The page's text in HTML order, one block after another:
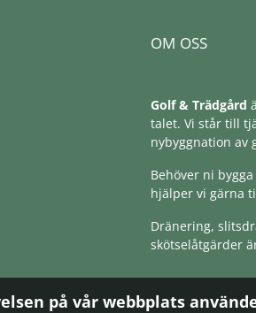
OM OSS
Golf & Trädgård
talet. Vi står till
nybyggnation av
Behöver ni
hjälper vi gärna
Dränering,
skötselåtgärder
på vår webbplats